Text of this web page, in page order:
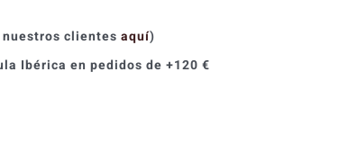
clientes aquí)
Ibérica en pedidos de +120 €